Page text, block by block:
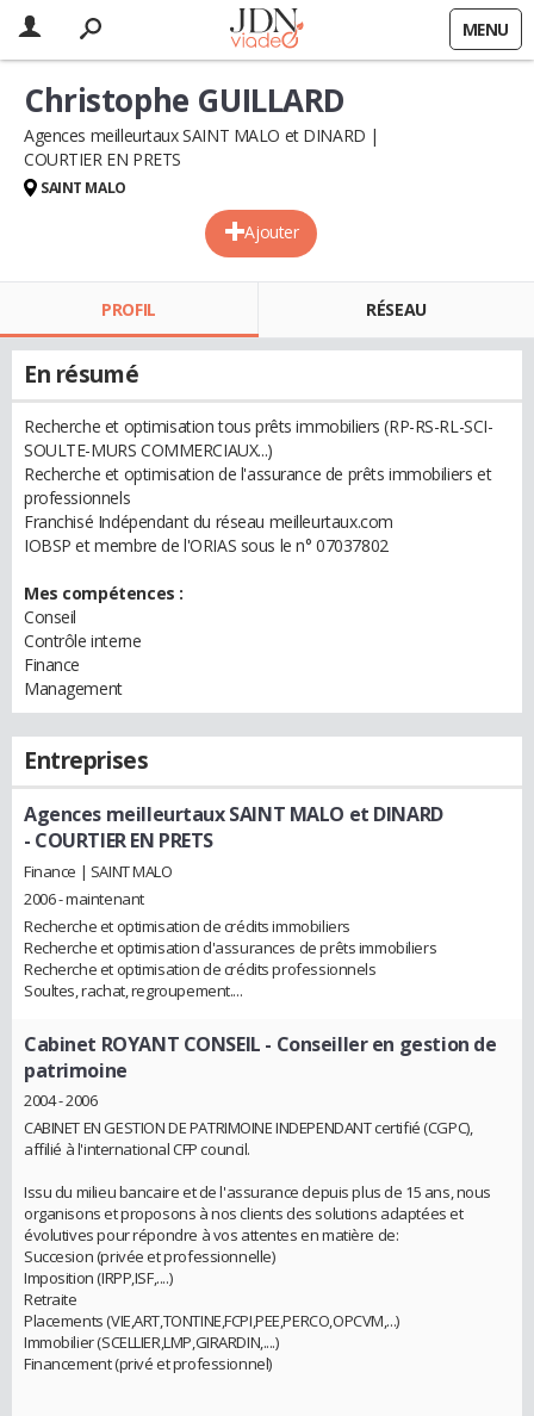
MENU
Ajouter
Christophe GUILLARD
Agences meilleurtaux SAINT MALO et DINARD
COURTIER EN PRETS
SAINT MALO
PROFIL RÉSEAU
En résumé
Recherche et optimisation tous prêts immobiliers (RP-RS-RL-SCI-
SOULTE-MURS COMMERCIAUX...)
Recherche et optimisation de l'assurance de prêts immobiliers et
professionnels
Franchisé Indépendant du réseau meilleurtaux.com
IOBSP et membre de l'ORIAS sous le n° 07037802
Mes compétences :
Conseil
Contrôle interne
Finance
Management
Entreprises
Agences meilleurtaux SAINT MALO et DINARD
- COURTIER EN PRETS
Finance | SAINT MALO
2006 - maintenant
Recherche et optimisation de crédits immobiliers
Recherche et optimisation d'assurances de prêts immobiliers
Recherche et optimisation de crédits professionnels
Soultes, rachat, regroupement....
Cabinet ROYANT CONSEIL - Conseiller en gestion de
patrimoine
2004 - 2006
CABINET EN GESTION DE PATRIMOINE INDEPENDANT certifié (CGPC),
affilié à l'international CFP council.
Issu du milieu bancaire et de l'assurance depuis plus de 15 ans, nous
organisons et proposons à nos clients des solutions adaptées et
évolutives pour répondre à vos attentes en matière de:
Succesion (privée et professionnelle)
Imposition (IRPP,ISF,....)
Retraite
Placements (VIE,ART,TONTINE,FCPI,PEE,PERCO,OPCVM,...)
Immobilier (SCELLIER,LMP,GIRARDIN,....)
Financement (privé et professionnel)